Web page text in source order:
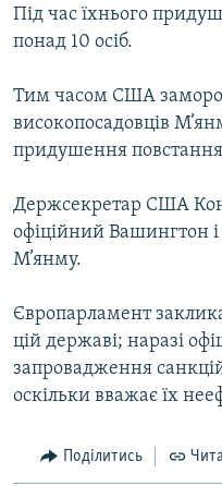
КТАТ
Усі сайти RFE/RL
Під час їхнього
понад 10 осіб.
Тим часом США
високопосадовців
придушення повстання
Держсекретар США
офіційний Вашингтон
М’янму.
Європарламент
цій державі; наразі
запровадження
оскільки вважає їх
Поділитись